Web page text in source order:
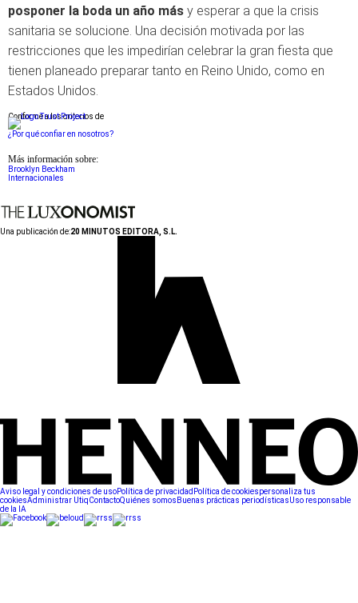
posponer la boda un año más y esperar a que la crisis
sanitaria se solucione. Una decisión motivada por las
restricciones que les impedirían celebrar la gran fiesta que
tienen planeado preparar tanto en Reino Unido, como en
Estados Unidos.
Conforme a los criterios de
¿Por qué confiar en nosotros?
Más información sobre:
Brooklyn Beckham
Internacionales
Una publicación de:20 MINUTOS EDITORA, S.L.
Aviso legal y condiciones de usoPolítica de privacidad Política de cookiespersonaliza tus
cookiesAdministrar UtiqContactoQuiénes somos Buenas prácticas periodísticasUso responsable
de la IA